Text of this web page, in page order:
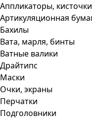
Аппликаторы, кисточки
Артикуляционная
Бахилы
Вата, марля, бинты
Ватные валики
Драйтипс
Маски
Очки, экраны
Перчатки
Подголовники